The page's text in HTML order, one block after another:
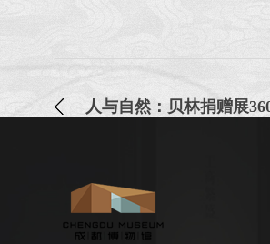
人与自然：贝林捐赠展